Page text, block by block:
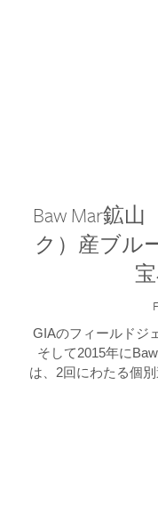
Baw Mar鉱
ク）産ブル
GIAのフィールドジ
そして2015年に
は、2回にわたる個